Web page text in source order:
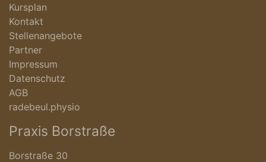
Kursplan
Kontakt
Stellenangebote
Partner
Impressum
Datenschutz
AGB
radebeul.physio
Praxis Borstraße
Borstraße 30